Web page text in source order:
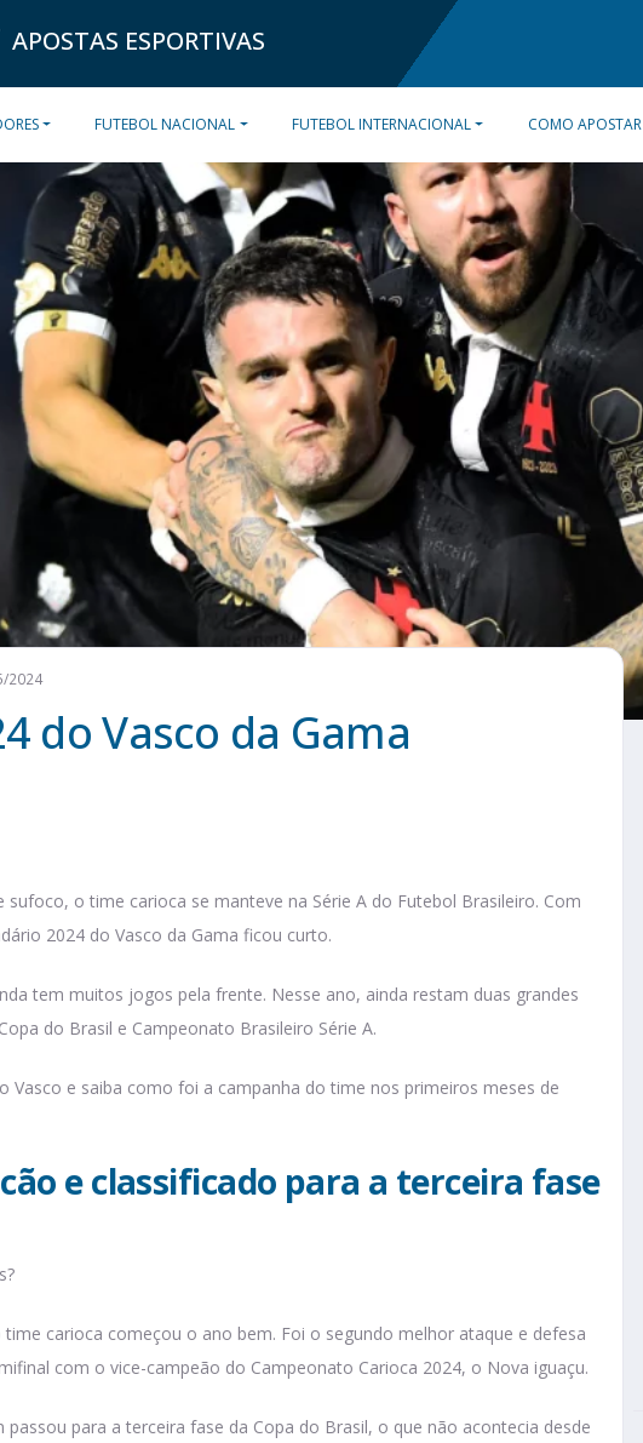
APOSTAS ESPORTIVAS
FUTEBOL NACIONAL FUTEBOL INTERNACIONAL COMO APOSTAR
2024
do Vasco da Gama
o time carioca se manteve na Série A do Futebol Brasileiro. Com
2024 do Vasco da Gama ficou curto.
tem muitos jogos pela frente. Nesse ano, ainda restam duas grandes
do Brasil e Campeonato Brasileiro Série A.
Vasco e saiba como foi a campanha do time nos primeiros meses de
e classificado para a terceira fase
carioca começou o ano bem. Foi o segundo melhor ataque e defesa
com o vice-campeão do Campeonato Carioca 2024, o Nova iguaçu.
passou para a terceira fase da Copa do Brasil, o que não acontecia desde